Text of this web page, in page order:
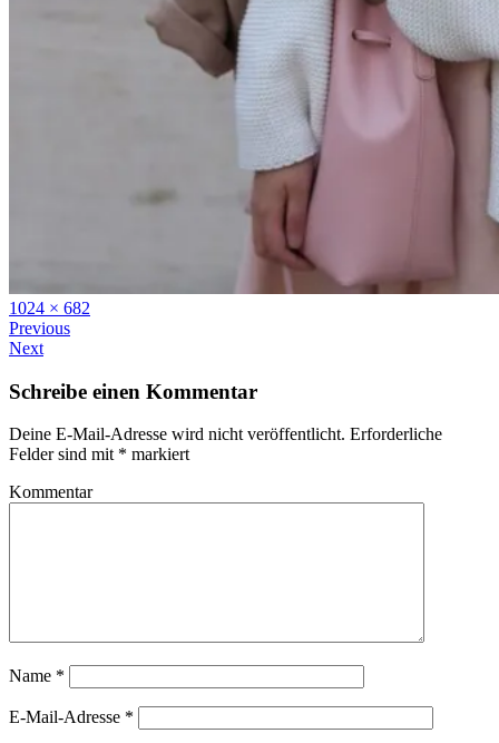
Full
size
1024 × 682
Previous
Next
Schreibe einen Kommentar
Deine E-Mail-Adresse wird nicht veröffentlicht. Erforderliche
Felder sind mit * markiert
Kommentar
Name *
E-Mail-Adresse *